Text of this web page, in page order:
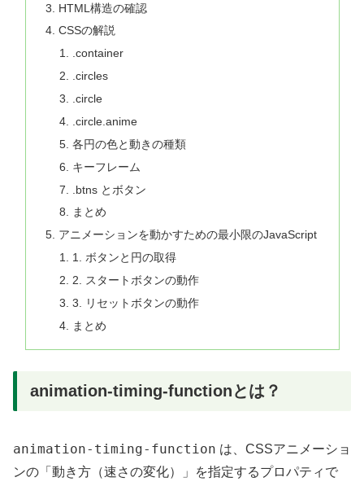
HTML構造の確認
CSSの解説
.container
.circles
.circle
.circle.anime
各円の色と動きの種類
キーフレーム
.btns とボタン
まとめ
アニメーションを動かすための最小限のJavaScript
1. ボタンと円の取得
2. スタートボタンの動作
3. リセットボタンの動作
まとめ
animation-timing-functionとは？
animation-timing-function は、CSSアニメーショ
ンの「動き方（速さの変化）」を指定するプロパティで